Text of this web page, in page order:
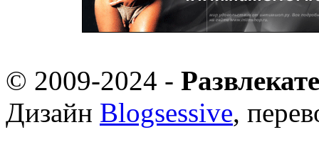
© 2009-2024 -
Дизайн Blogsessive,